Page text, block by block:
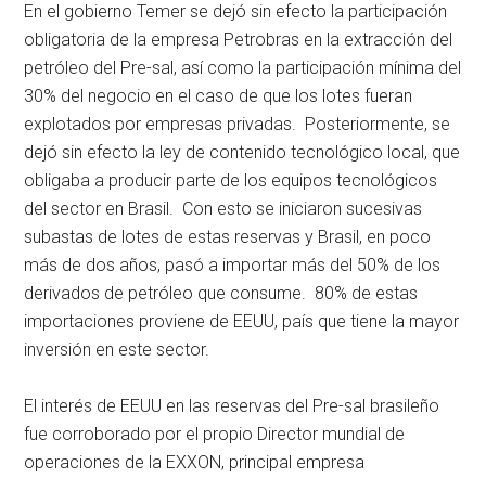
En el gobierno Temer se dejó sin efecto la participación
obligatoria de la empresa Petrobras en la extracción del
petróleo del Pre-sal, así como la participación mínima del
30% del negocio en el caso de que los lotes fueran
explotados por empresas privadas. Posteriormente, se
dejó sin efecto la ley de contenido tecnológico local, que
obligaba a producir parte de los equipos tecnológicos
del sector en Brasil. Con esto se iniciaron sucesivas
subastas de lotes de estas reservas y Brasil, en poco
más de dos años, pasó a importar más del 50% de los
derivados de petróleo que consume. 80% de estas
importaciones proviene de EEUU, país que tiene la mayor
inversión en este sector.
El interés de EEUU en las reservas del Pre-sal brasileño
fue corroborado por el propio Director mundial de
operaciones de la EXXON, principal empresa